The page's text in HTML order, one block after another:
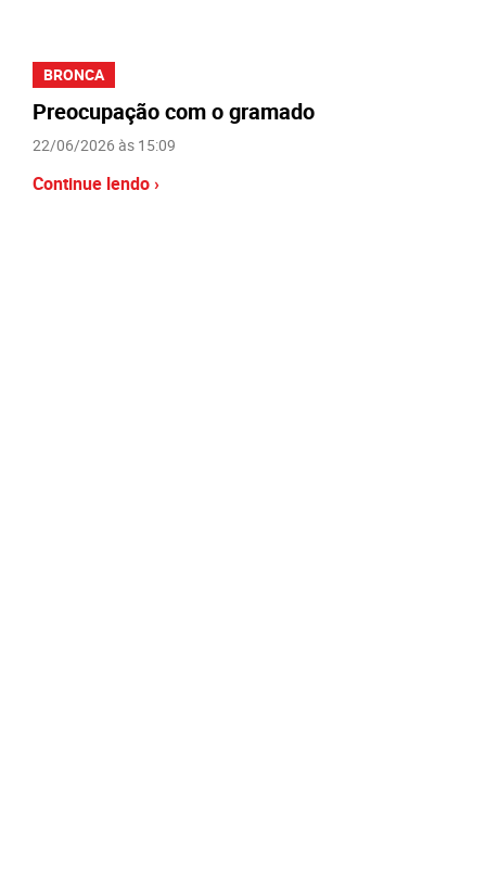
BRONCA
Preocupação com o gramado
22/06/2026 às 15:09
Continue lendo ›